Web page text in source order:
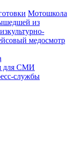
Мотошкола
из
медосмотр
для СМИ
службы